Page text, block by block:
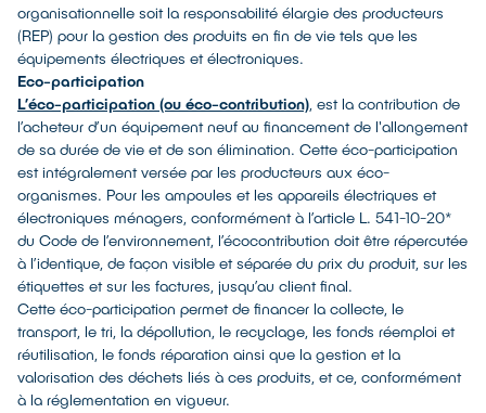
organisationnelle soit la responsabilité élargie des producteurs
(REP) pour la gestion des produits en fin de vie tels que les
équipements électriques et électroniques.
Eco-participation
L’éco-participation (ou éco-contribution), est la contribution de
l’acheteur d’un équipement neuf au financement de l'allongement
de sa durée de vie et de son élimination. Cette éco-participation
est intégralement versée par les producteurs aux éco-
organismes. Pour les ampoules et les appareils électriques et
électroniques ménagers, conformément à l’article L. 541-10-20*
du Code de l’environnement, l’écocontribution doit être répercutée
à l’identique, de façon visible et séparée du prix du produit, sur les
étiquettes et sur les factures, jusqu’au client final.
Cette éco-participation permet de financer la collecte, le
transport, le tri, la dépollution, le recyclage, les fonds réemploi et
réutilisation, le fonds réparation ainsi que la gestion et la
valorisation des déchets liés à ces produits, et ce, conformément
à la réglementation en vigueur.